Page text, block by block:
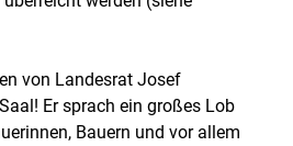
von Landesrat Josef
Er sprach ein großes Lob
Bauern und vor allem